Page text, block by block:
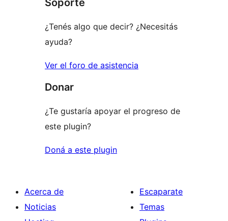
estrellas
Soporte
¿Tenés algo que decir? ¿Necesitás
ayuda?
Ver el foro de asistencia
Donar
¿Te gustaría apoyar el progreso de
este plugin?
Doná a este plugin
Acerca de
Noticias
Escaparate
Temas